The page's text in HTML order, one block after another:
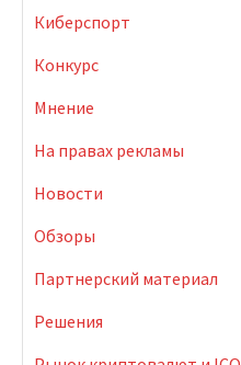
Киберспорт
Конкурс
Мнение
На правах рекламы
Новости
Обзоры
Партнерский материал
Решения